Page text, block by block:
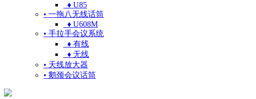
♦ U85
• 一拖八无线话筒
♦ U608M
• 手拉手会议系统
♦ 有线
♦ 无线
• 天线放大器
• 鹅颈会议话筒